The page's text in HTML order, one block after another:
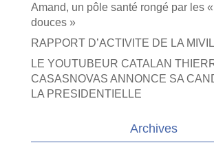
Amand, un pôle santé rongé par les
douces »
RAPPORT D’ACTIVITE DE LA
LE YOUTUBEUR CATALAN
CASASNOVAS ANNONCE SA
LA PRESIDENTIELLE
Archives